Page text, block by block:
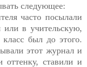
следующее:
часто посылали
или в учительскую,
был до этого.
этот журнал и
оттенку, ставили и